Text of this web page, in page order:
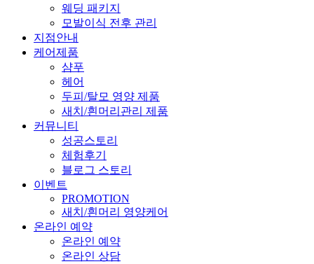
웨딩 패키지
모발이식 전후 관리
지점안내
케어제품
샴푸
헤어
두피/탈모 영양 제품
새치/흰머리관리 제품
커뮤니티
성공스토리
체험후기
블로그 스토리
이벤트
PROMOTION
새치/흰머리 영양케어
온라인 예약
온라인 예약
온라인 상담